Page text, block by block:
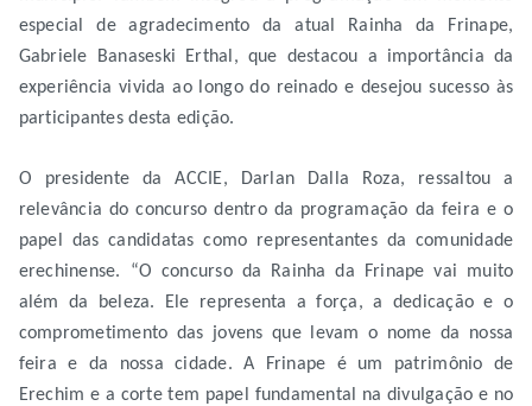
especial de agradecimento da atual Rainha da Frinape,
Gabriele Banaseski Erthal, que destacou a importância da
experiência vivida ao longo do reinado e desejou sucesso às
participantes desta edição.
O presidente da ACCIE, Darlan Dalla Roza, ressaltou a
relevância do concurso dentro da programação da feira e o
papel das candidatas como representantes da comunidade
erechinense. “O concurso da Rainha da Frinape vai muito
além da beleza. Ele representa a força, a dedicação e o
comprometimento das jovens que levam o nome da nossa
feira e da nossa cidade. A Frinape é um patrimônio de
Erechim e a corte tem papel fundamental na divulgação e no